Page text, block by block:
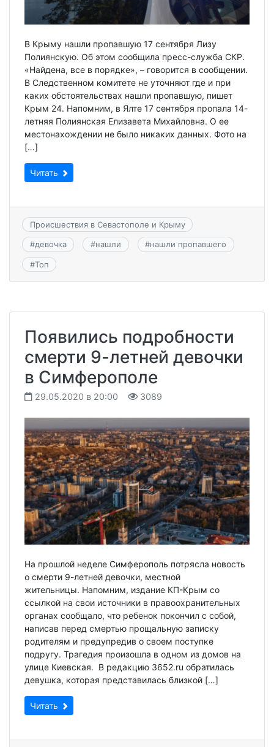
В Крыму нашли пропавшую 17 сентября Лизу
Полиянскую. Об этом сообщила пресс-служба СКР.
«Найдена, все в порядке», – говорится в сообщении.
В Следственном комитете не уточняют где и при
каких обстоятельствах нашли пропавшую, пишет
Крым 24. Напомним, в Ялте 17 сентября пропала 14-
летняя Полиянская Елизавета Михайловна. О ее
местонахождении не было никаких данных. Фото на
[…]
Читать
Происшествия в Севастополе и Крыму
#девочка #нашли #нашли пропавшего
#Топ
Появились подробности
смерти 9-летней девочки
в Симферополе
29.05.2020 в 20:00 3089
На прошлой неделе Симферополь потрясла новость
о смерти 9-летней девочки, местной
жительницы. Напомним, издание КП-Крым со
ссылкой на свои источники в правоохранительных
органах сообщало, что ребенок покончил с собой,
написав перед смертью прощальную записку
родителям и предупредив о своем поступке
подругу. Трагедия произошла в одном из домов на
улице Киевская. В редакцию 3652.ru обратилась
девушка, которая представилась близкой […]
Читать